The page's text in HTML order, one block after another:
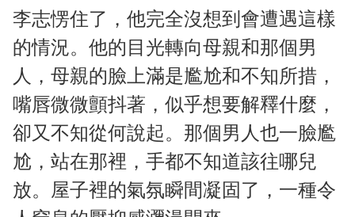
李志愣住了，他完全沒想到會遭遇這樣
的情況。他的目光轉向母親和那個男
人，母親的臉上滿是尷尬和不知所措，
嘴唇微微顫抖著，似乎想要解釋什麼，
卻又不知從何說起。那個男人也一臉尷
尬，站在那裡，手都不知道該往哪兒
放。屋子裡的氣氛瞬間凝固了，一種令